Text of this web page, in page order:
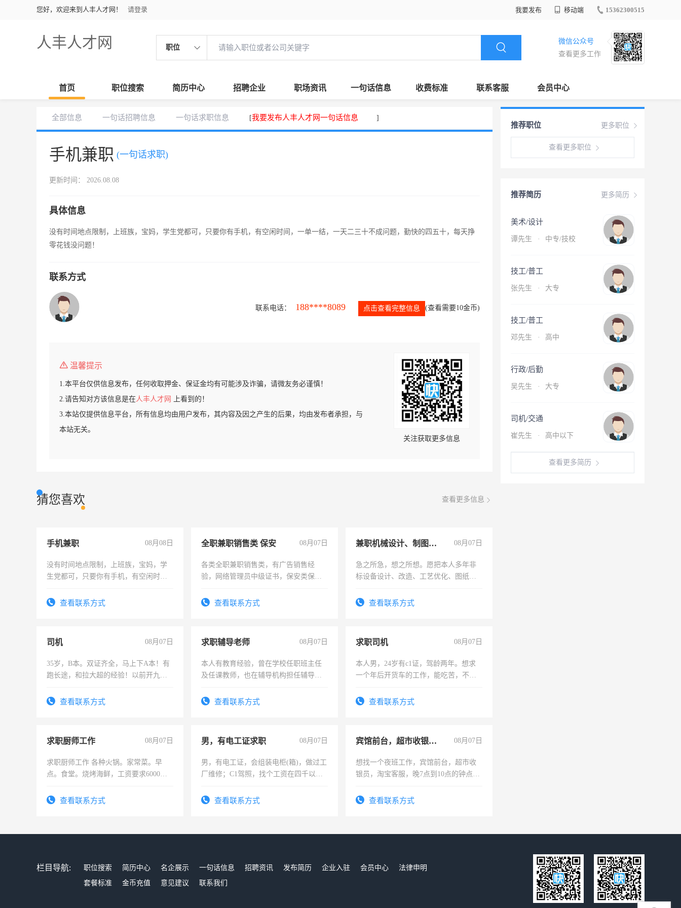
您好，欢迎来到人丰人才网！ 请登录 我要发布 移动端 15362300515
人丰人才网 职位
微信公众号
查看更多工作
首页 职位搜索 简历中心 招聘企业 职场资讯 一句话信息 收费标准 联系客服 会员中心
全部信息 一句话招聘信息 一句话求职信息 [我要发布人丰人才网一句话信息 ]
手机兼职 (一句话求职)
更新时间： 2026.08.08
具体信息
没有时间地点限制，上班族，宝妈，学生党都可，只要你有手机，有空闲时间，一单一结，一天二三十不成问题，勤快的四五十，每天挣
零花钱没问题！
联系方式
联系电话： 188****8089 点击查看完整信息 (查看需要10金币)
温馨提示
1.本平台仅供信息发布，任何收取押金、保证金均有可能涉及诈骗，请微友务必谨慎！
2.请告知对方该信息是在人丰人才网
上看到的！
3.本站仅提供信息平台，所有信息均由用户发布，其内容及因之产生的后果，均由发布者承担，与
本站无关。
关注获取更多信息
猜您喜欢 查看更多信息
手机兼职 08月08日
没有时间地点限制，上班族，宝妈，学
生党都可，只要你有手机，有空闲时
勤快的四五十，每天挣零花钱没问题！
查看联系方式
全职兼职销售类 保安 08月07日
各类全职兼职销售类，有广告销售经
验，网络管理员中级证书，保安类保安
有高低压电工证和十几年工作经验
查看联系方式
兼职机械设计、制图、设备改造 08月07日
急之所急，想之所想。愿把本人多年非
标设备设计、改造、工艺优化、图纸制
结识有识之士，共享未来。
查看联系方式
司机 08月07日
35岁，B本。双证齐全，马上下A本！有
跑长途，和拉大超的经验！以前开九米
查看联系方式
求职辅导老师 08月07日
本人有教育经验，曾在学校任职班主任
及任课教师，也在辅导机构担任辅导教
查看联系方式
求职司机 08月07日
本人男，24岁有c1证，驾龄两年。想求
一个年后开货车的工作，能吃苦，不怕
查看联系方式
求职厨师工作 08月07日
求职厨师工作 各种火锅。家常菜。早
点。食堂。烧烤海鲜，工资要求6000以
查看联系方式
男，有电工证求职 08月07日
男，有电工证，会组装电柜(箱)，做过工
厂维修；C1驾照，找个工资在四千以
电话查看联系方式
宾馆前台，超市收银员，淘宝客服 08月07日
想找一个夜班工作，宾馆前台，超市收
银员，淘宝客服，晚7点到10点的钟点
号同微信查看联系方式
更多职位
推荐职位
查看更多职位
更多简历
推荐简历
美术/设计
谭先生 · 中专/技校
技工/普工
张先生 · 大专
技工/普工
邓先生 · 高中
行政/后勤
吴先生 · 大专
司机/交通
崔先生 · 高中以下
查看更多简历
栏目导航: 职位搜索 简历中心 名企展示 一句话信息 招聘资讯 发布简历 企业入驻 会员中心
法律申明
套餐标准
金币充值 意见建议 联系我们